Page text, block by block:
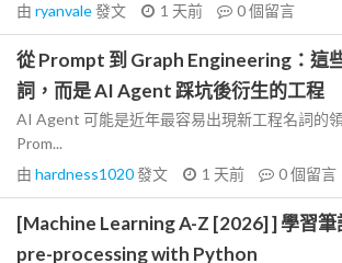
由 ryanvale發文 1 天前 0個留言
從 Prompt 到 Graph Engineering：這
詞，而是 AI Agent 踩坑後衍生的工程
AI Agent 可能是近年最容易出現新工程名詞的
Prom...
由 hardness1020發文 1 天前 0個留言
[Machine Learning A-Z [2026] ] 學習
pre-processing with Python